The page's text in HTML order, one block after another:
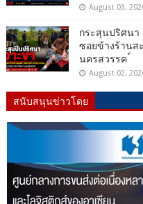
August 03,
กระสุนปริศนา
ซอยข้างร้านส
นครสวรรค ์
August 02,
สนับสนุนข่าวโดย